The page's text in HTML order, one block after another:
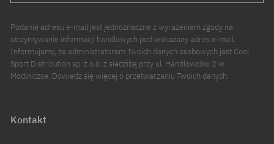
Podanie adresu e-mail jest jednoznaczne z wyrażeniem zgody na
otrzymywanie informacji handlowych pod wskazany adres e-mail.
Informujemy, że administratorem Twoich danych osobowych jest Cool
Sport Distribution sp. z o.o. z siedzibą przy ul. Handlowców 2 w
Modlniczce. Dowiedz się więcej o przetwarzaniu Twoich danych.
Kontakt